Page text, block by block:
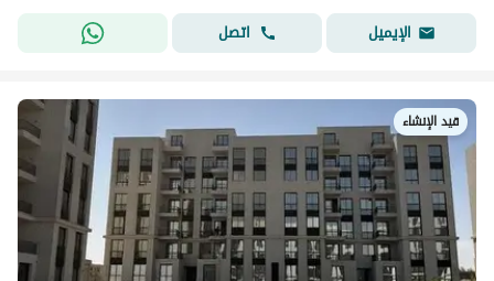
الإيميل
اتصل
قيد الإنشاء